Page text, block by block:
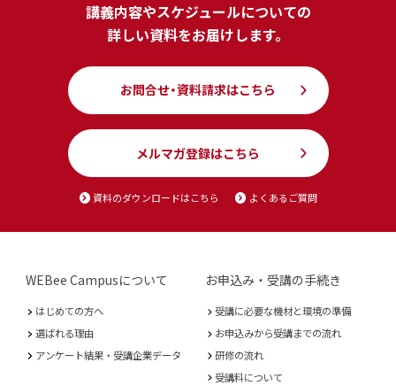
講義内容やスケジュールについての
詳しい資料をお届けします。
お問合せ・資料請求はこちら
メルマガ登録はこちら
資料のダウンロードはこちら よくあるご質問
WEBee Campusについて
はじめての方へ
選ばれる理由
アンケート結果・受講企業データ
お申込み・受講の手続き
受講に必要な機材と環境の準備
お申込みから受講までの流れ
研修の流れ
受講料について